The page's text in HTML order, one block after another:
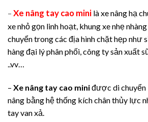
– Xe nâng tay cao mini là xe nâng hạ
xe nhỏ gọn linh hoạt, khung xe nhẹ
chuyển trong các địa hình chặt hẹp như
hàng đại lý phân phối, công ty sản xuất
..vv…
– Xe nâng tay cao miniđược di chuyển
nâng bằng hệ thống kích chân thủy lực
tay van xả.